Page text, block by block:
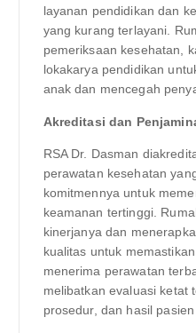
layanan pendidikan dan
yang kurang terlayani.
pemeriksaan kesehatan,
lokakarya pendidikan
anak dan mencegah
Akreditasi dan
RSA Dr. Dasman
perawatan kesehatan
komitmennya untuk
keamanan tertinggi.
kinerjanya dan
kualitas untuk
menerima perawatan
melibatkan evaluasi ketat
prosedur, dan hasil